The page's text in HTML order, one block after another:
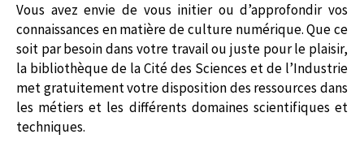
Vous avez envie de vous initier ou d’approfondir vos
connaissances en matière de culture numérique. Que ce
soit par besoin dans votre travail ou juste pour le plaisir,
la bibliothèque de la Cité des Sciences et de l’Industrie
met gratuitement votre disposition des ressources dans
les métiers et les différents domaines scientifiques et
techniques.